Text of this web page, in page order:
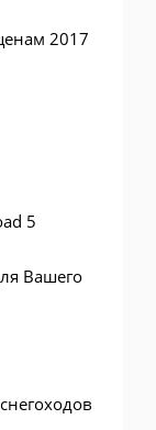
2017
5
Вашего